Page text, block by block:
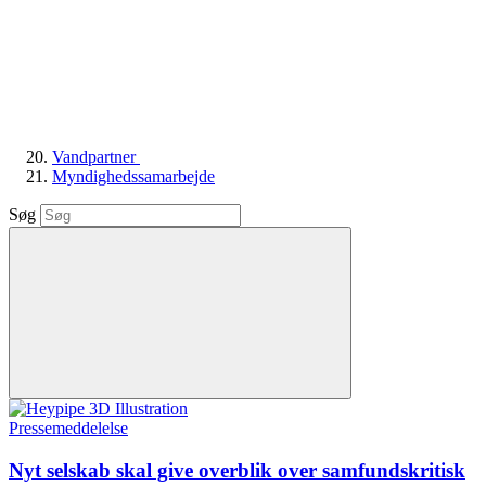
Vandpartner
Myndighedssamarbejde
Søg
Pressemeddelelse
Nyt selskab skal give overblik over samfundskritisk